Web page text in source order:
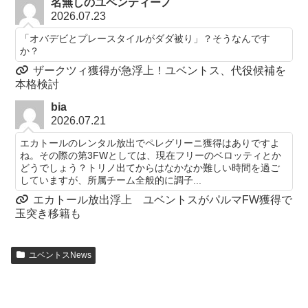
名無しのユベンティーノ
2026.07.23
「オバデビとプレースタイルがダダ被り」？そうなんです
か？
ザークツィ獲得が急浮上！ユベントス、代役候補を
本格検討
bia
2026.07.21
エカトールのレンタル放出でペレグリーニ獲得はありですよ
ね。その際の第3FWとしては、現在フリーのベロッティとか
どうでしょう？トリノ出てからはなかなか難しい時間を過ご
していますが、所属チーム全般的に調子...
エカトール放出浮上 ユベントスがパルマFW獲得で
玉突き移籍も
ユベントスNews